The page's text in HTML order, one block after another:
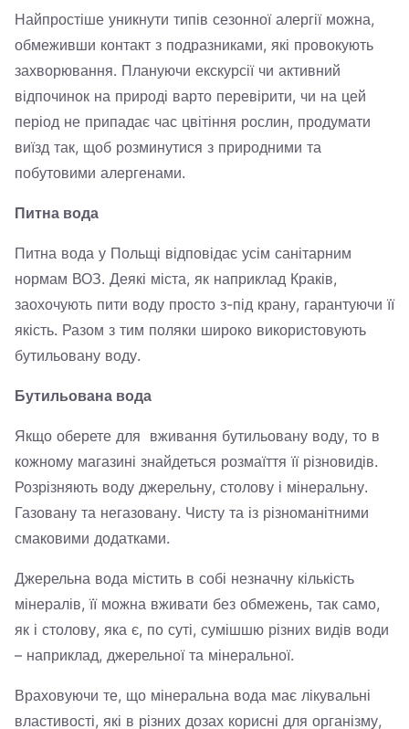
Найпростіше уникнути типів сезонної алергії можна,
обмеживши контакт з подразниками, які провокують
захворювання. Плануючи екскурсії чи активний
відпочинок на природі варто перевірити, чи на цей
період не припадає час цвітіння рослин, продумати
виїзд так, щоб розминутися з природними та
побутовими алергенами.
Питна вода
Питна вода у Польщі відповідає усім санітарним
нормам ВОЗ. Деякі міста, як наприклад Краків,
заохочують пити воду просто з-під крану, гарантуючи її
якість. Разом з тим поляки широко використовують
бутильовану воду.
Бутильована вода
Якщо оберете для вживання бутильовану воду, то в
кожному магазині знайдеться розмаїття її різновидів.
Розрізняють воду джерельну, столову і мінеральну.
Газовану та негазовану. Чисту та із різноманітними
смаковими додатками.
Джерельна вода містить в собі незначну кількість
мінералів, її можна вживати без обмежень, так само,
як і столову, яка є, по суті, сумішшю різних видів води
– наприклад, джерельної та мінеральної.
Враховуючи те, що мінеральна вода має лікувальні
властивості, які в різних дозах корисні для організму,